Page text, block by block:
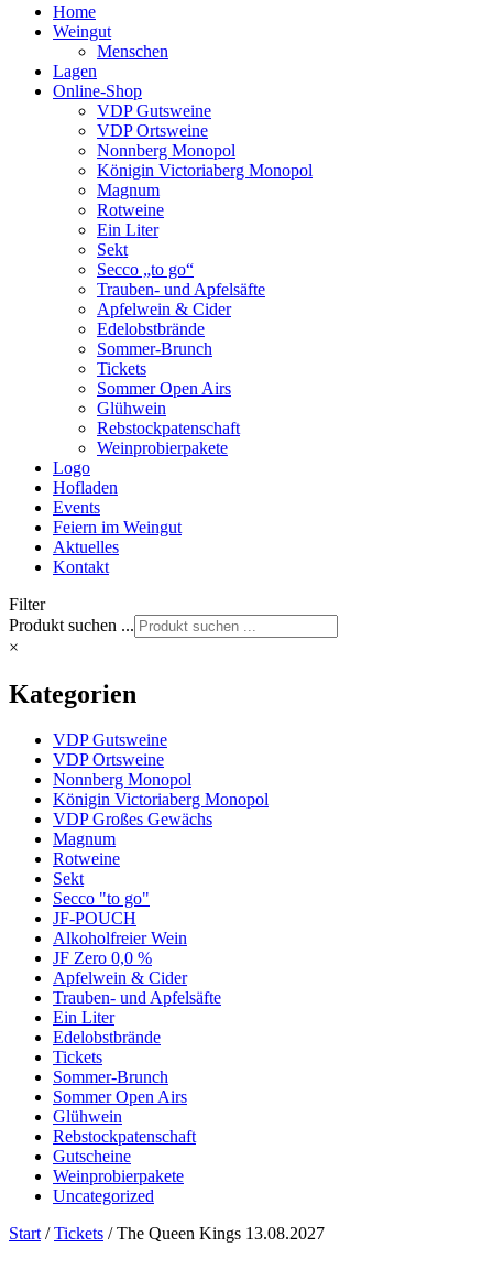
Home
Weingut
Menschen
Lagen
Online-Shop
VDP Gutsweine
VDP Ortsweine
Nonnberg Monopol
Königin Victoriaberg Monopol
Magnum
Rotweine
Ein Liter
Sekt
Secco „to go“
Trauben- und Apfelsäfte
Apfelwein & Cider
Edelobstbrände
Sommer-Brunch
Tickets
Sommer Open Airs
Glühwein
Rebstockpatenschaft
Weinprobierpakete
Logo
Hofladen
Events
Feiern im Weingut
Aktuelles
Kontakt
Filter
Produkt suchen ...
×
Kategorien
VDP Gutsweine
VDP Ortsweine
Nonnberg Monopol
Königin Victoriaberg Monopol
VDP Großes Gewächs
Magnum
Rotweine
Sekt
Secco "to go"
JF-POUCH
Alkoholfreier Wein
JF Zero 0,0 %
Apfelwein & Cider
Trauben- und Apfelsäfte
Ein Liter
Edelobstbrände
Tickets
Sommer-Brunch
Sommer Open Airs
Glühwein
Rebstockpatenschaft
Gutscheine
Weinprobierpakete
Uncategorized
Start/Tickets / The Queen Kings 13.08.2027